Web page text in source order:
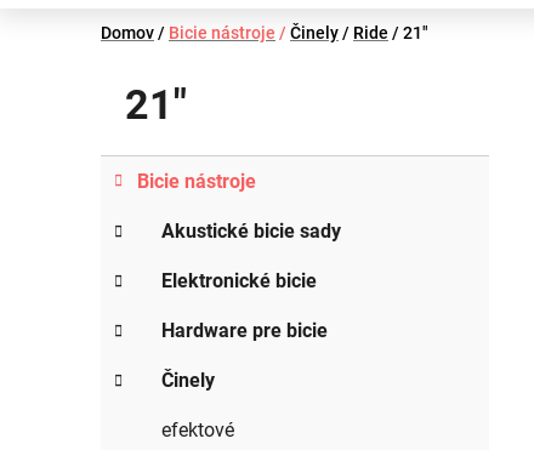
Domov/ Bicie nástroje / Činely/ Ride /21"
21"
B
p
PreskočiťBicie nástroje
Akustické bicie sady
Elektronické bicie
Hardware pre bicie
Činely
efektové